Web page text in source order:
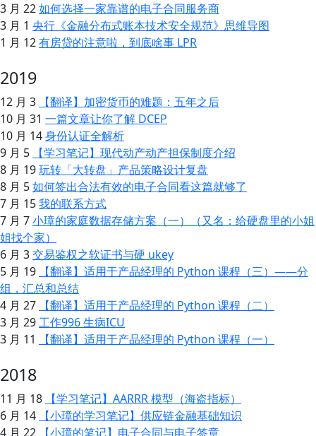
3 月 22如何选择一家靠谱的电子合同服务商
3 月 1 央行《金融分布式账本技术安全规范》思维导图
1 月 12有房贷的注意啦，到底啥事 LPR
2019
12 月 3
【翻译】加密货币的难题：五年之后
10 月 31 一篇文章让你了解 DCEP
10 月 14身份认证全解析
9 月 5
【学习笔记】现代动产动产担保制度介绍
8 月 19玩转「大转盘」产品策略设计复盘
8 月 5如何签出合法有效的电子合同看这篇就够了
7 月 15我的联系方式
7 月 7小璋的家庭数据存储方案（一）（又名：给硬盘里的小姐
姐找个家）
6 月 3交易鉴权之软证书与硬 ukey
5 月 19
【翻译】适用于产品经理的 Python 课程（三）——分
组，汇总和总结
4 月 27
【翻译】适用于产品经理的 Python 课程（二）
3 月 29工作996 生病ICU
3 月 11
【翻译】适用于产品经理的 Python 课程（一）
2018
11 月 18
【学习笔记】AARRR 模型（海盗指标）
6 月 14
【小璋的学习笔记】供应链金融基础知识
4 月 22
【小璋的笔记】电子合同与电子签章